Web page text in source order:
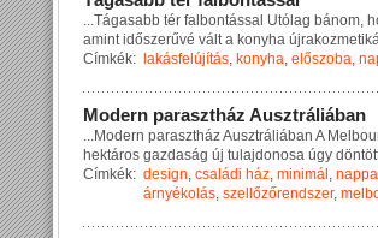
...Tágasabb tér fa bontássa Utó ag bánom, h
amint időszerűvé vá t a konyha újrakozmeti k
Címkék:
lakásfelújítás, konyha, előszoba,
Modern parasztház Ausztráliában
...Modern parasztházAusztrá iában A Me bou
he ktáros gazdaság új tu ajdonosa úgy döntöt
Címkék: design, családi ház, minimál ,
árnyékolás, szellőzőrendszer,